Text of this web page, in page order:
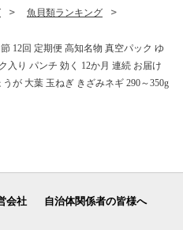
魚貝類ランキング
12回 定期便 高知名物 真空パック ゆ
入り パンチ 効く 12か月 連続 お届け
が 大葉 玉ねぎ きざみネギ 290～350g
会社 自治体関係者の皆様へ